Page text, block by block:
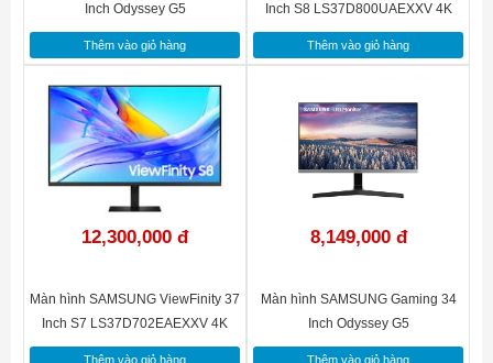
Inch Odyssey G5
LS27FG530EEXXV QHD 200Hz
Thêm vào giỏ hàng
Inch S8 LS37D800UAEXXV 4K
Thêm vào giỏ hàng
12,300,000 đ
Màn hình SAMSUNG ViewFinity 37
Inch S7 LS37D702EAEXXV 4K
Thêm vào giỏ hàng
8,149,000 đ
Màn hình SAMSUNG Gaming 34
Inch Odyssey G5
LC34G55TQWEXXV WQHD
Thêm vào giỏ hàng